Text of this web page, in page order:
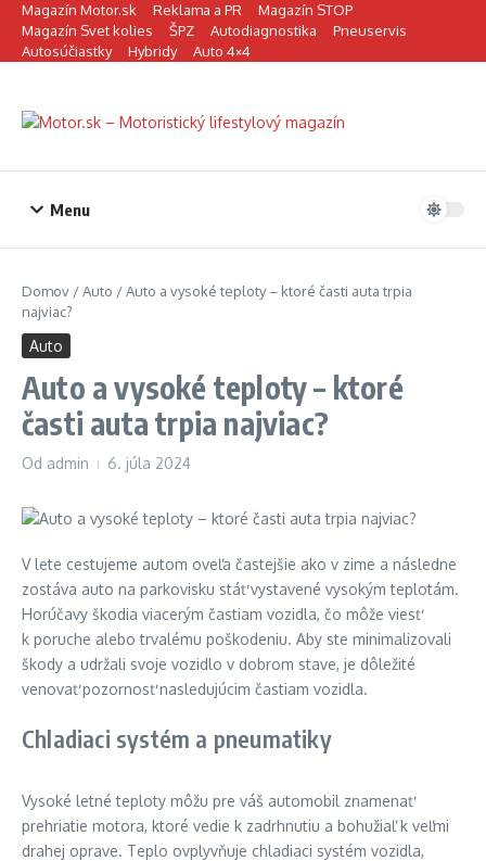
Preskočiť na obsah
Magazín Motor.sk Reklama a PR
Magazín STOP
Magazín Svet kolies
ŠPZ Autodiagnostika
Pneuservis
Autosúčiastky
Hybridy Auto 4×4
Menu
Domov /Auto /Auto a vysoké teploty – ktoré časti auta trpia
najviac?
Auto
Auto a vysoké teploty – ktoré
časti auta trpia najviac?
Od admin 6. júla 2024
V lete cestujeme autom oveľa častejšie ako v zime a následne
zostáva auto na parkovisku stáť vystavené vysokým teplotám.
Horúčavy škodia viacerým častiam vozidla, čo môže viesť
k poruche alebo trvalému poškodeniu. Aby ste minimalizovali
škody a udržali svoje vozidlo v dobrom stave, je dôležité
venovať pozornosť nasledujúcim častiam vozidla.
Chladiaci systém a pneumatiky
Vysoké letné teploty môžu pre váš automobil znamenať
prehriatie motora, ktoré vedie k zadrhnutiu a bohužiaľ k veľmi
drahej oprave. Teplo ovplyvňuje chladiaci systém vozidla,